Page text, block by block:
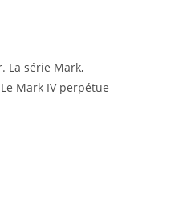
La série Mark,
Mark IV perpétue